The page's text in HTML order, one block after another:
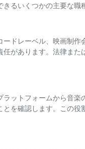
るいくつかの主要な職
ドレーベル、映画制
があります。法律ま
ットフォームから音
を確認します。この